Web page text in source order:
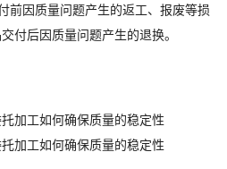
前因质量问题产生的返工、报废等损
付后因质量问题产生的退换。
加工如何确保质量的稳定性
加工如何确保质量的稳定性